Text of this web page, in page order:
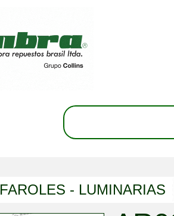
FAROLES - LUMINARIAS